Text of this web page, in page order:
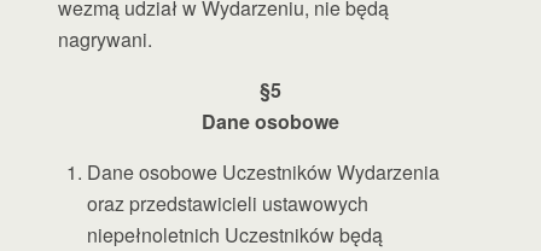
wezmą udział w Wydarzeniu, nie będą
nagrywani.
§5
Dane osobowe
Dane osobowe Uczestników Wydarzenia
oraz przedstawicieli ustawowych
niepełnoletnich Uczestników będą